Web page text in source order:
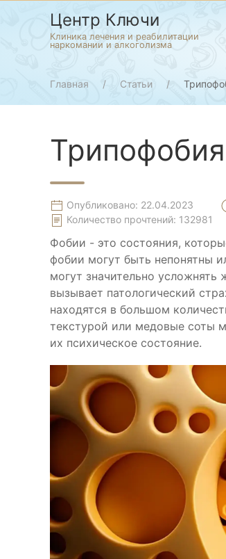
Центр Ключи
Клиника лечения и реабилитации
наркомании и алкоголизма
Главная Статьи
Трипофобия
Опубликовано: 22.04.2023
Количество прочтений: 132981
Фобии - это состояния,
фобии могут быть непонятны
могут значительно
вызывает патологический
находятся в большом
текстурой или медовые соты
их психическое состояние.